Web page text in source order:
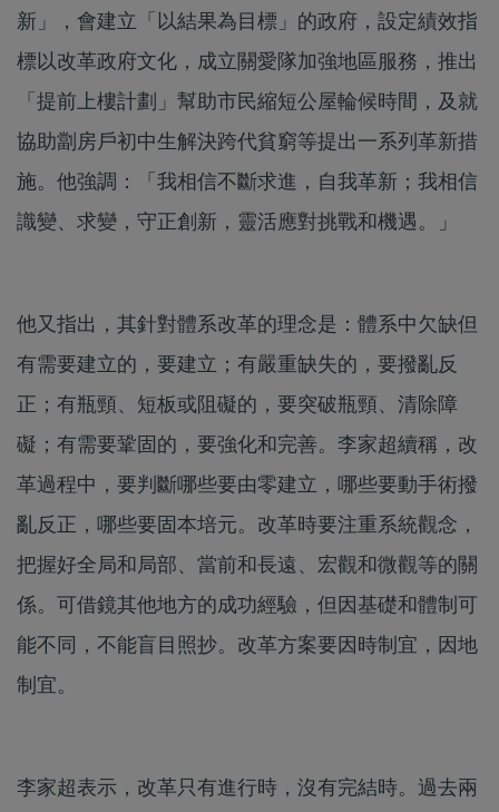
新」，會建立「以結果為目標」的政府，設定績效指
標以改革政府文化，成立關愛隊加強地區服務，推出
「提前上樓計劃」幫助市民縮短公屋輪候時間，及就
協助劏房戶初中生解決跨代貧窮等提出一系列革新措
施。他強調：「我相信不斷求進，自我革新；我相信
識變、求變，守正創新，靈活應對挑戰和機遇。」
他又指出，其針對體系改革的理念是：體系中欠缺但
有需要建立的，要建立；有嚴重缺失的，要撥亂反
正；有瓶頸、短板或阻礙的，要突破瓶頸、清除障
礙；有需要鞏固的，要強化和完善。李家超續稱，改
革過程中，要判斷哪些要由零建立，哪些要動手術撥
亂反正，哪些要固本培元。改革時要注重系統觀念，
把握好全局和局部、當前和長遠、宏觀和微觀等的關
係。可借鏡其他地方的成功經驗，但因基礎和體制可
能不同，不能盲目照抄。改革方案要因時制宜，因地
制宜。
李家超表示，改革只有進行時，沒有完結時。過去兩